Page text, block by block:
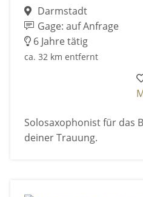
Darmstadt
Gage: auf Anfrage
6 Jahre tätig
ca. 32 km entfernt
Solosaxophonist für das
deiner Trauung.